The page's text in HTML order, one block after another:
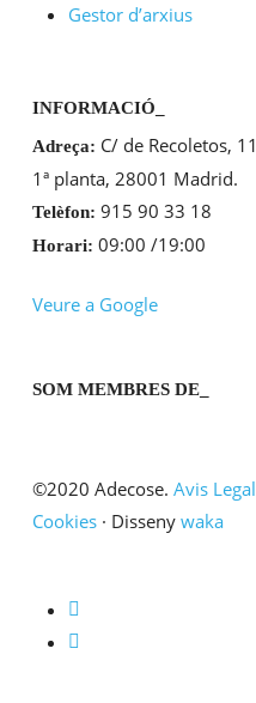
Gestor d’arxius
INFORMACIÓ_
Adreça: C/ de Recoletos, 11
1ª planta, 28001 Madrid.
Telèfon: 915 90 33 18
Horari: 09:00 /19:00
Veure a Google
SOM MEMBRES DE_
©2020 Adecose. Avis Legal
Cookies· Disseny waka
twitter
linkedin